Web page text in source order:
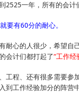
2525一年，所有的会计
要有60分的耐心。
耐心的人很少，希望自
会计们都打起了“工作经
工程、还有很多需要参
到工作经验加分的阵营中